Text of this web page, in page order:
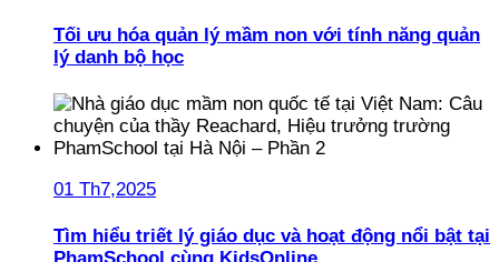
Tối ưu hóa quản lý mầm non với tính năng quản
lý danh bộ học
01 Th7,2025
Tìm hiểu triết lý giáo dục và hoạt động nổi bật tại